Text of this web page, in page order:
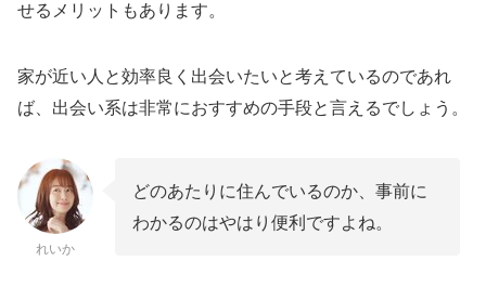
せるメリットもあります。
家が近い人と効率良く出会いたいと考えているのであれ
ば、出会い系は非常におすすめの手段と言えるでしょう。
れいか
どのあたりに住んでいるのか、事前に
わかるのはやはり便利ですよね。